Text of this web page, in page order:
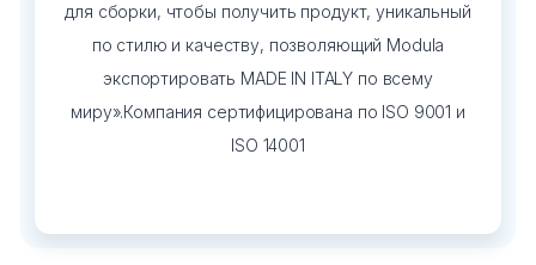
для сборки, чтобы получить продукт, уникальный
по стилю и качеству, позволяющий Modula
экспортировать MADE IN ITALY по всему
миру».Компания сертифицирована по ISO 9001 и
ISO 14001
Искусственные растения
Кашпо